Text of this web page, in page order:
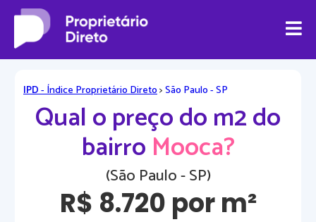
IPD- Índice Proprietário Direto>São Paulo - SP
Qual o preço do m2 do
bairro Mooca?
(São Paulo - SP)
R$ 8.720 por m²